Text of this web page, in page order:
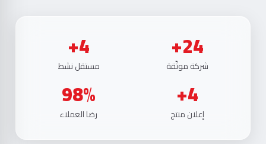
24+
شركة موثّقة
4+
مستقل نشط
4+
إعلان منتج
98%
رضا العملاء